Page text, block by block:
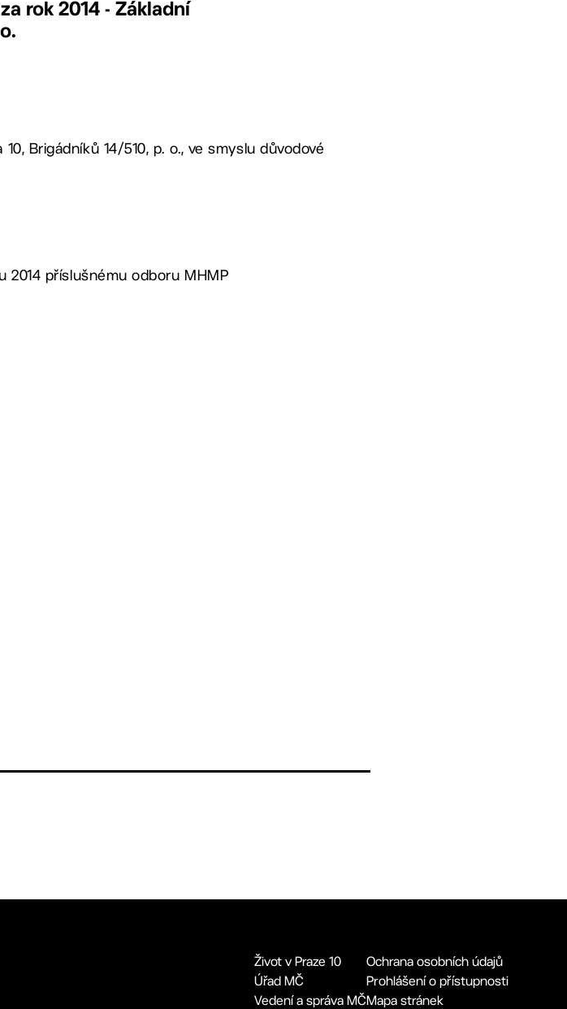
rok 2014 - Základní
Brigádníků 14/510, p. o., ve smyslu důvodové
2014 příslušnému odboru MHMP
Život v Praze 10
Úřad MČ
Vedení a správa MČ
Ochrana osobních údajů
Prohlášení o přístupnosti
Mapa stránek